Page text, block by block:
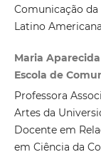
Comunicação
Latino
Maria
Escola de
Professora
Artes da
Docente em
em Ciência da